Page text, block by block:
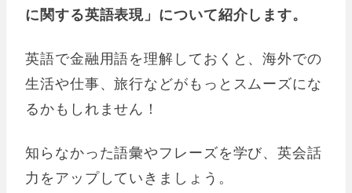
に関する英語表現」について紹介します。
英語で金融用語を理解しておくと、海外での
生活や仕事、旅行などがもっとスムーズにな
るかもしれません！
知らなかった語彙やフレーズを学び、英会話
力をアップしていきましょう。